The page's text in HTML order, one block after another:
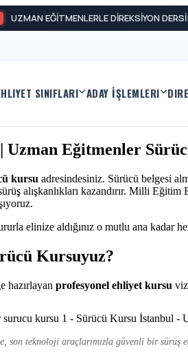
UZMAN EĞİTMENLERLE DİREKSİYON
SINIFLARI ADAY İŞLEMLERI
Eğitmenler
kursu adresindesiniz. Sürücü belgesi
alışkanlıkları kazandırır. Milli
elinize aldığınız o mutlu ana kadar her
Kursuyuz?
hazırlayan profesyonel ehliyet kursu
son teknoloji araçlarımızla güvenli bir sürüş